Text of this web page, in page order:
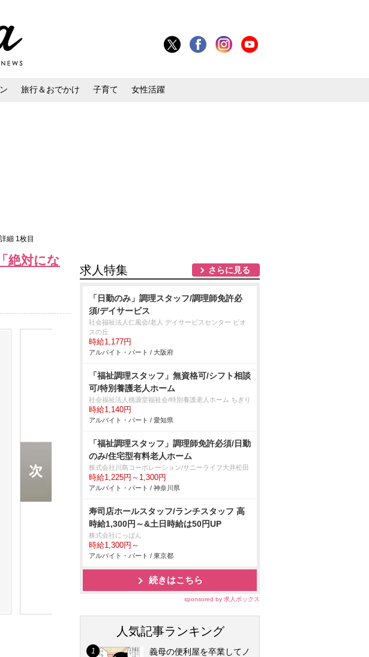
旅行＆おでかけ 子育て 女性活躍
細 1枚目
絶対にな
求人特集 さらに見る
「日勤のみ」調理スタッフ/調理師免許必
須/デイサービス
社会福祉法人仁風会/老人 デイサービスセンター ビオ
スの丘
時給1,177円
アルバイト・パート / 大阪府
「福祉調理スタッフ」無資格可/シフト相談
可/特別養護老人ホーム
社会福祉法人桃源堂福祉会/特別養護老人ホーム ちぎり
時給1,140円
アルバイト・パート / 愛知県
「福祉調理スタッフ」調理師免許必須/日勤
のみ/住宅型有料老人ホーム
株式会社川島コーポレーション/サニーライフ大井松田
時給1,225円～1,300円
アルバイト・パート / 神奈川県
寿司店ホールスタッフ/ランチスタッフ 高
時給1,300円～&土日時給は50円UP
株式会社にっぱん
時給1,300円～
アルバイト・パート / 東京都
続きはこちら
sponsored by 求人ボックス
人気記事ランキング
義母の便利屋を卒業してノ